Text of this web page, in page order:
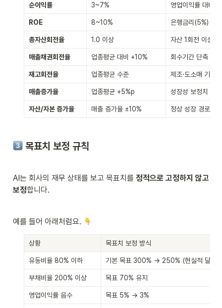
순이익률 3~7% 영업이익률 대비
ROE 8~10% 은행금리(5%) 대
총자산회전율 1.0 이상 자산 1회전 이상이
매출채권회전율 업종평균 대비 +10% 회수기간 단축 목표
재고회전율 업종평균 수준 제조·도소매 기준
매출증가율 업종평균 +5%p 성장성 보정치
자산/자본 증가율 매출 증가율 ±10% 정상 성장 경로
목표치 보정 규칙
AI는 회사의 재무 상태를 보고 목표치를 정적으로 고정하지 않고
보정합니다.
예를 들어 아래처럼요.
상황 목표치 보정 방식
유동비율 80% 이하 기본 목표 300% → 250% (현실적 달성
부채비율 200% 이상 목표 70% 유지
영업이익률 음수 목표 5% → 3%